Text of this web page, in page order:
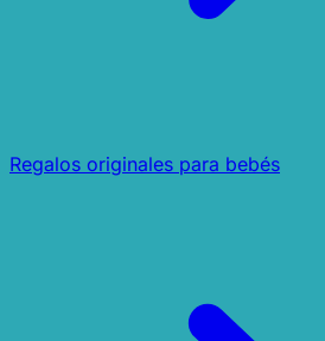
Regalos originales para bebés